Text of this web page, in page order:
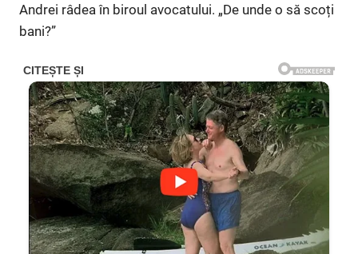
Andrei râdea în biroul avocatului. „De unde o să scoți
bani?”